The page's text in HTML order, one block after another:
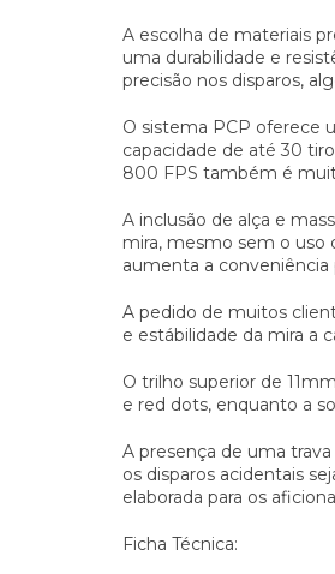
A escolha de materiais
uma durabilidade e
precisão nos disparos,
O sistema PCP oferece
capacidade de até 30
800 FPS também é
A inclusão de alça e
mira, mesmo sem o uso
aumenta a
A pedido de muitos
e estábilidade da mira a
O trilho superior de
e red dots, enquanto a
A presença de uma
os disparos acidentais
elaborada para os
Ficha Técnica: